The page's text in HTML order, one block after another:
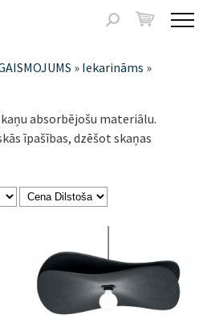
Meklēšanas
» Iekarināms »
absorbējošu materiālu.
īpašības, dzēšot skaņas